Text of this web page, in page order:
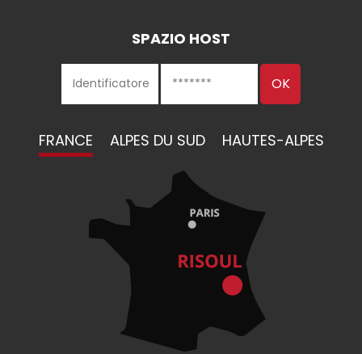
SPAZIO HOST
FRANCE ALPES DU SUD HAUTES-ALPES